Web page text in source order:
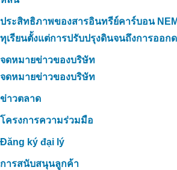
ประสิทธิภาพของสารอินทรีย์คาร์บอน
ทุเรียนตั้งแต่การปรับปรุงดินจนถึงการออก
จดหมายข่าวของบริษัท
จดหมายข่าวของบริษัท
ข่าวตลาด
โครงการความร่วมมือ
Đăng ký đại lý
การสนับสนุนลูกค้า